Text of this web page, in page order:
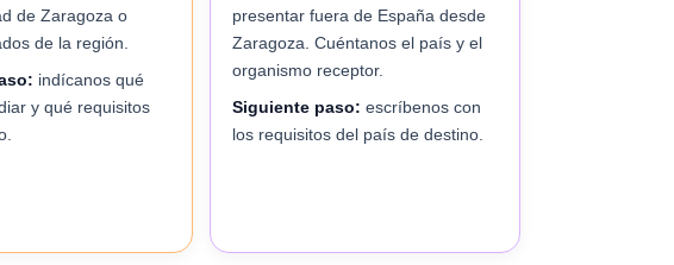
de Zaragoza o
de la región.
indícanos qué
y qué requisitos
presentar fuera de España desde
Zaragoza. Cuéntanos el país y el
organismo receptor.
Siguiente paso: escríbenos con
los requisitos del país de destino.